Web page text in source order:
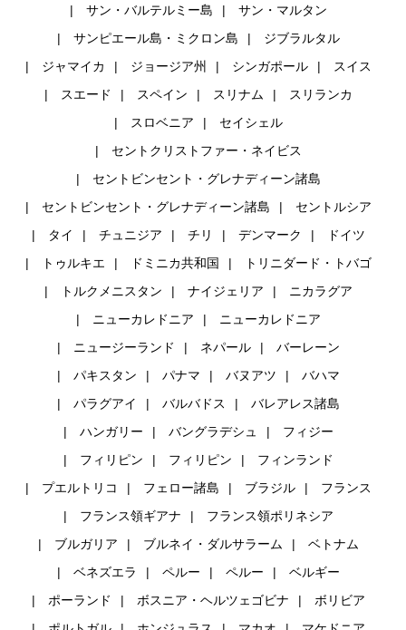
サン・バルテルミー島
サン・マルタン
サンピエール島・ミクロン島
ジブラルタル
ジャマイカ
ジョージア州 シンガポール
スイス
スエード
スペイン スリナム
スリランカ
スロベニア
セイシェル
セントクリストファー・ネイビス
セントビンセント・グレナディーン諸島
セントビンセント・グレナディーン諸島
セントルシア
タイ
チュニジア チリ デンマーク
ドイツ
トゥルキエ
ドミニカ共和国
トリニダード・トバゴ
トルクメニスタン
ナイジェリア
ニカラグア
ニューカレドニア
ニューカレドニア
ニュージーランド
ネパール
バーレーン
パキスタン
パナマ バヌアツ
バハマ
パラグアイ
バルバドス
バレアレス諸島
ハンガリー
バングラデシュ
フィジー
フィリピン
フィリピン
フィンランド
プエルトリコ
フェロー諸島 ブラジル
フランス
フランス領ギアナ
フランス領ポリネシア
ブルガリア
ブルネイ・ダルサラーム
ベトナム
ベネズエラ
ペルー ペルー
ベルギー
ポーランド
ボスニア・ヘルツェゴビナ
ボリビア